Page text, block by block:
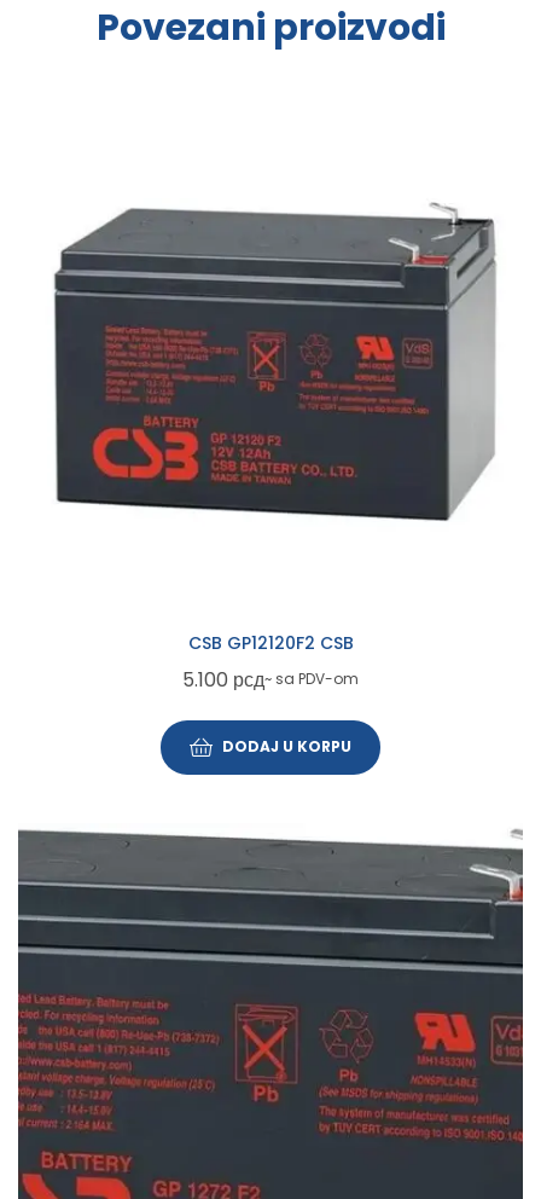
Povezani proizvodi
CSB GP12120F2 CSB
5.100 рсд~ sa PDV-om
DODAJ U KORPU